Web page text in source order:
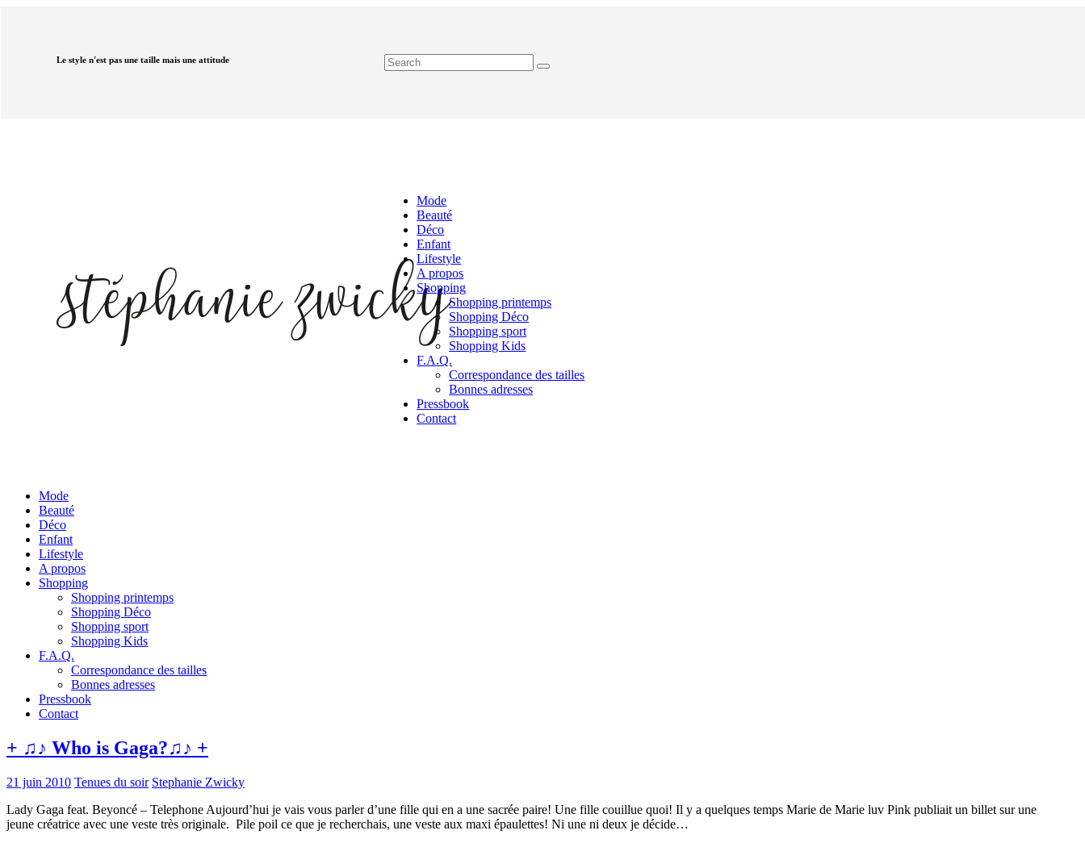
Le style n'est pas une taille mais une attitude
Mode
Beauté
Déco
Enfant
Lifestyle
A propos
Shopping
Shopping printemps
Shopping Déco
Shopping sport
Shopping Kids
F.A.Q.
Correspondance des tailles
Bonnes adresses
Pressbook
Contact
Mode
Beauté
Déco
Enfant
Lifestyle
A propos
Shopping
Shopping printemps
Shopping Déco
Shopping sport
Shopping Kids
F.A.Q.
Correspondance des tailles
Bonnes adresses
Pressbook
Contact
+ ♫♪ Who is Gaga?♫♪ +
21 juin 2010 Tenues du soir Stephanie Zwicky
Lady Gaga feat. Beyoncé – Telephone Aujourd’hui je vais vous parler d’une fille qui en a une sacrée paire! Une fille couillue quoi! Il y a quelques temps Marie de Marie luv Pink publiait un billet sur une
jeune créatrice avec une veste très originale. Pile poil ce que je recherchais, une veste aux maxi épaulettes! Ni une ni deux je décide…